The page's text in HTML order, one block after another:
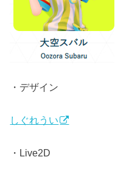
・デザイン
しぐれうい
・Live2D